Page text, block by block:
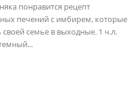
понравится рецепт
печений с имбирем, которые
семье в выходные. 1 ч.л.